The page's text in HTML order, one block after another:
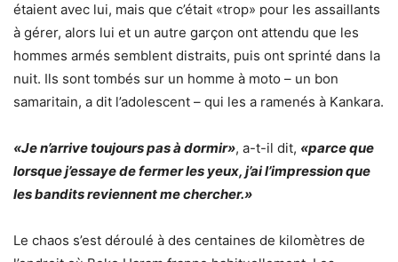
étaient avec lui, mais que c’était «trop» pour les assaillants
à gérer, alors lui et un autre garçon ont attendu que les
hommes armés semblent distraits, puis ont sprinté dans la
nuit. Ils sont tombés sur un homme à moto – un bon
samaritain, a dit l’adolescent – qui les a ramenés à Kankara.
«Je n’arrive toujours pas à dormir», a-t-il dit, «parce que
lorsque j’essaye de fermer les yeux, j’ai l’impression que
les bandits reviennent me chercher.»
Le chaos s’est déroulé à des centaines de kilomètres de